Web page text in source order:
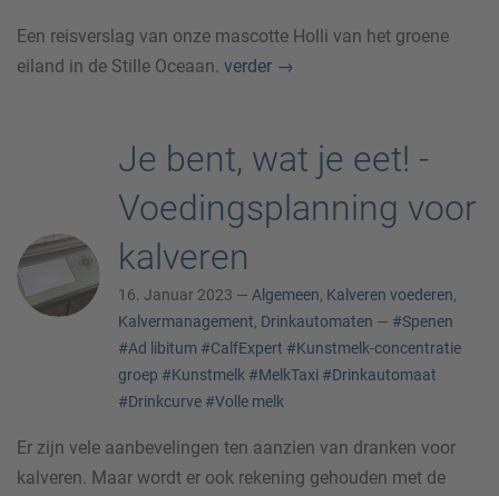
Een reisverslag van onze mascotte Holli van het groene
eiland in de Stille Oceaan. verder →
Je bent, wat je eet! -
Voedingsplanning voor
kalveren
16. Januar 2023 — Algemeen, Kalveren voederen,
Kalvermanagement, Drinkautomaten — #Spenen
#Ad libitum #CalfExpert #Kunstmelk-concentratie
groep #Kunstmelk #MelkTaxi #Drinkautomaat
#Drinkcurve #Volle melk
Er zijn vele aanbevelingen ten aanzien van dranken voor
kalveren. Maar wordt er ook rekening gehouden met de